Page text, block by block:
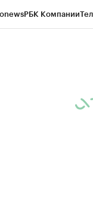
РБК Компании